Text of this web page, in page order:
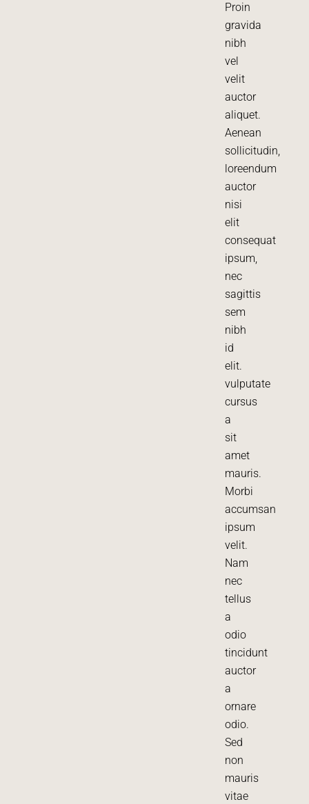
Proin
gravida
nibh
vel
velit
auctor
aliquet.
Aenean
sollicitudin,
loreendum
auctor
nisi
elit
consequat
ipsum,
nec
sagittis
sem
nibh
id
elit.
vulputate
cursus
a
sit
amet
mauris.
Morbi
accumsan
ipsum
velit.
Nam
nec
tellus
a
odio
tincidunt
auctor
a
ornare
odio.
Sed
non
mauris
vitae